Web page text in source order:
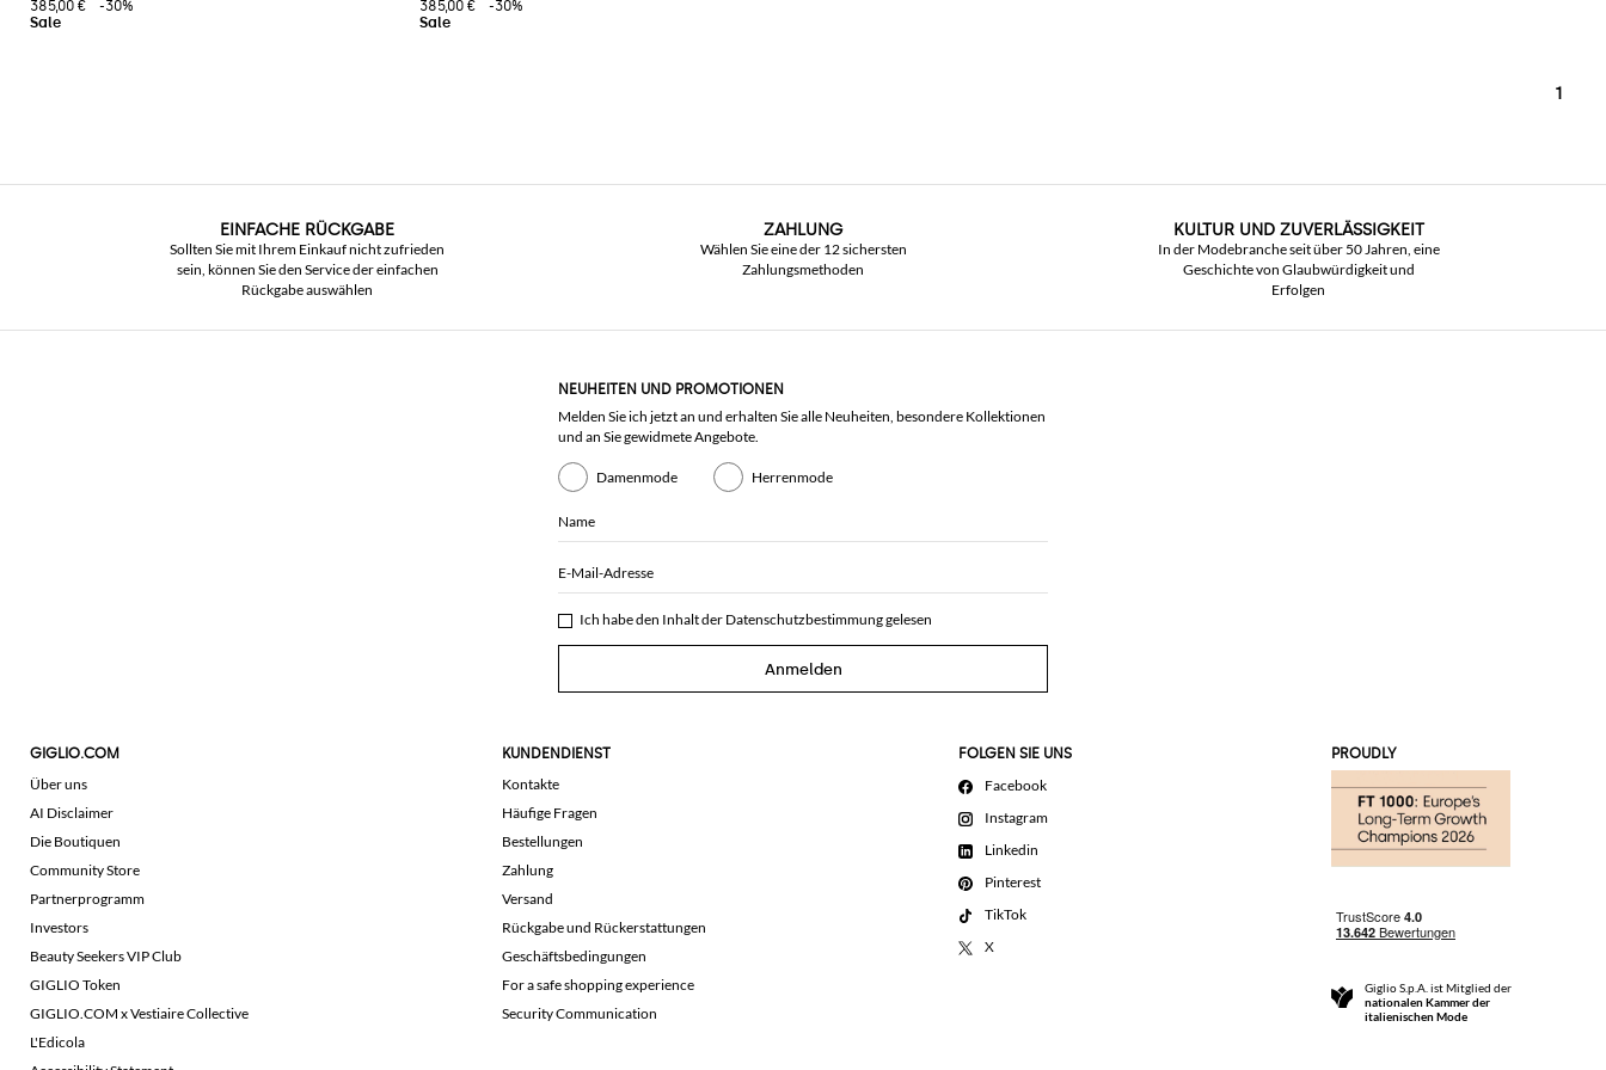
385,00 € -30% 385,00 € -30%
1
EINFACHE RÜCKGABE
Sollten Sie mit Ihrem Einkauf nicht zufrieden
sein, können Sie den Service der einfachen
Rückgabe auswählen
ZAHLUNG
Wählen Sie eine der 12 sichersten
Zahlungsmethoden
KULTUR UND ZUVERLÄSSIGKEIT
In der Modebranche seit über 50 Jahren, eine
Geschichte von Glaubwürdigkeit und
Erfolgen
NEUHEITEN UND PROMOTIONEN
Melden Sie ich jetzt an und erhalten Sie alle Neuheiten, besondere Kollektionen
und an Sie gewidmete Angebote.
Damenmode Herrenmode
Name
E-Mail-Adresse
Ich habe den Inhalt der Datenschutzbestimmunggelesen
Anmelden
GIGLIO.COM
Über uns
AI Disclaimer
Die Boutiquen
Community Store
Partnerprogramm
Investors
Beauty Seekers VIP Club
GIGLIO Token
GIGLIO.COM x Vestiaire Collective
L'Edicola
KUNDENDIENST
Kontakte
Häufige Fragen
Bestellungen
Zahlung
Versand
Rückgabe und Rückerstattungen
Geschäftsbedingungen
For a safe shopping experience
Security Communication
FOLGEN SIE UNS
Facebook
Instagram
Linkedin
Pinterest
TikTok
X
PROUDLY
Giglio S.p.A. ist Mitglied der
nationalen Kammer der
italienischen Mode